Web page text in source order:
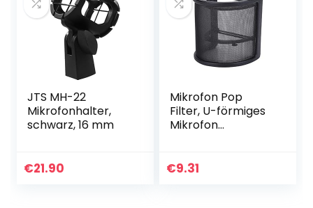
JTS MH-22
Mikrofonhalter,
schwarz, 16 mm
€21.90
Mikrofon Pop
Filter, U-förmiges
Mikrofon
Winddichte
€9.31